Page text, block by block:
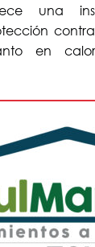
una
en